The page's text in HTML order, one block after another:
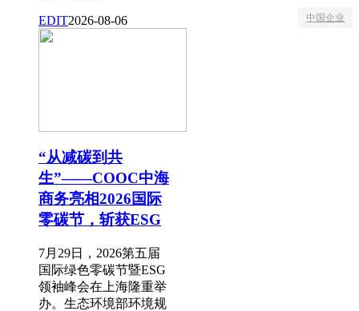
EDIT2026-08-06 中国企业
“从减碳到共
生”——COOC中海
商务亮相2026国际
零碳节，斩获ESG
7月29日，2026第五届
国际绿色零碳节暨ESG
领袖峰会在上海隆重举
办。生态环境部环境规